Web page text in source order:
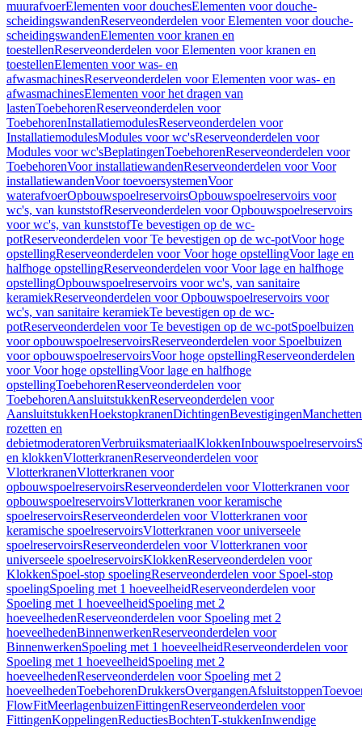
muurafvoerElementen voor douchesElementen voor douche-
scheidingswandenReserveonderdelen voor Elementen voor douche-
scheidingswandenElementen voor kranen en
toestellenReserveonderdelen voor Elementen voor kranen en
toestellenElementen voor was- en
afwasmachinesReserveonderdelen voor Elementen voor was- en
afwasmachinesElementen voor het dragen van
lastenToebehorenReserveonderdelen voor
ToebehorenInstallatiemodulesReserveonderdelen voor
InstallatiemodulesModules voor wc'sReserveonderdelen voor
Modules voor wc'sBeplatingenToebehorenReserveonderdelen voor
ToebehorenVoor installatiewandenReserveonderdelen voor Voor
installatiewandenVoor toevoersystemenVoor
waterafvoerOpbouwspoelreservoirsOpbouwspoelreservoirs voor
wc's, van kunststofReserveonderdelen voor Opbouwspoelreservoirs
voor wc's, van kunststofTe bevestigen op de wc-
potReserveonderdelen voor Te bevestigen op de wc-potVoor hoge
opstellingReserveonderdelen voor Voor hoge opstellingVoor lage en
halfhoge opstellingReserveonderdelen voor Voor lage en halfhoge
opstellingOpbouwspoelreservoirs voor wc's, van sanitaire
keramiekReserveonderdelen voor Opbouwspoelreservoirs voor
wc's, van sanitaire keramiekTe bevestigen op de wc-
potReserveonderdelen voor Te bevestigen op de wc-potSpoelbuizen
voor opbouwspoelreservoirsReserveonderdelen voor Spoelbuizen
voor opbouwspoelreservoirsVoor hoge opstellingReserveonderdelen
voor Voor hoge opstellingVoor lage en halfhoge
opstellingToebehorenReserveonderdelen voor
ToebehorenAansluitstukkenReserveonderdelen voor
AansluitstukkenHoekstopkranenDichtingenBevestigingenManchetten
rozetten en
debietmoderatorenVerbruiksmateriaalKlokkenInbouwspoelreservoirs
en klokkenVlotterkranenReserveonderdelen voor
VlotterkranenVlotterkranen voor
opbouwspoelreservoirsReserveonderdelen voor Vlotterkranen voor
opbouwspoelreservoirsVlotterkranen voor keramische
spoelreservoirsReserveonderdelen voor Vlotterkranen voor
keramische spoelreservoirsVlotterkranen voor universeele
spoelreservoirsReserveonderdelen voor Vlotterkranen voor
universeele spoelreservoirsKlokkenReserveonderdelen voor
KlokkenSpoel-stop spoelingReserveonderdelen voor Spoel-stop
spoelingSpoeling met 1 hoeveelheidReserveonderdelen voor
Spoeling met 1 hoeveelheidSpoeling met 2
hoeveelhedenReserveonderdelen voor Spoeling met 2
hoeveelhedenBinnenwerkenReserveonderdelen voor
BinnenwerkenSpoeling met 1 hoeveelheidReserveonderdelen voor
Spoeling met 1 hoeveelheidSpoeling met 2
hoeveelhedenReserveonderdelen voor Spoeling met 2
hoeveelhedenToebehorenDrukkersOvergangenAfsluitstoppen
FlowFitMeerlagenbuizenFittingenReserveonderdelen voor
FittingenKoppelingenReductiesBochtenT-stukkenInwendige